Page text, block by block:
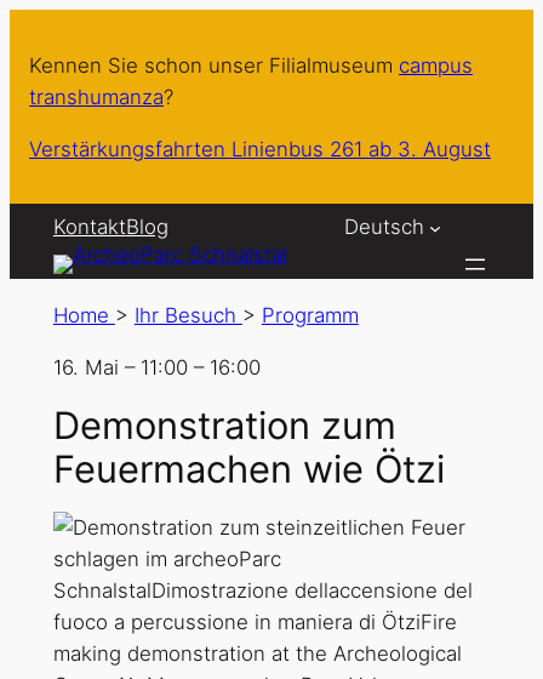
Kennen Sie schon unser Filialmuseum campus
transhumanza?
Verstärkungsfahrten Linienbus 261 ab 3. August
KontaktBlog Deutsch
Home > Ihr Besuch > Programm
16. Mai – 11:00 – 16:00
Demonstration zum
Feuermachen wie Ötzi